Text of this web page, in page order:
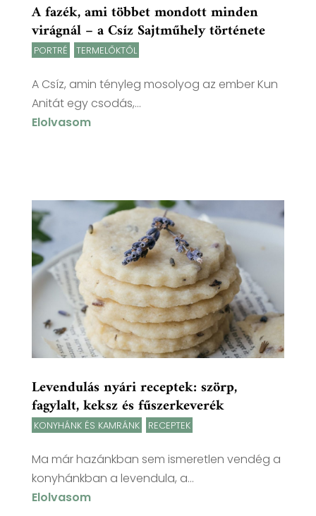
A fazék, ami többet mondott minden
virágnál – a Csíz Sajtműhely története
PORTRÉ TERMELŐKTŐL
A Csíz, amin tényleg mosolyog az ember Kun
Anitát egy csodás,...
Elolvasom
Levendulás nyári receptek: szörp,
fagylalt, keksz és fűszerkeverék
KONYHÁNK ÉS KAMRÁNK RECEPTEK
Ma már hazánkban sem ismeretlen vendég a
konyhánkban a levendula, a...
Elolvasom